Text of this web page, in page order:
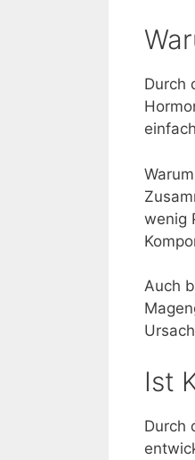
Durch
wenig
Auch
Ist
Durch